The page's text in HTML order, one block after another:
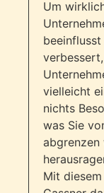
Um
vielleicht
nichts
was Sie
abgrenzen
Mit